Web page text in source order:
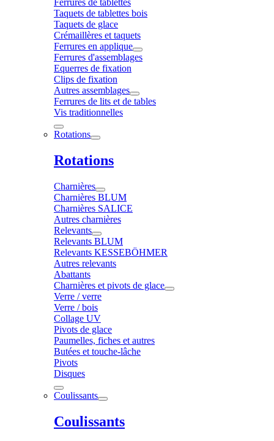
Taquets de tablettes bois
Taquets de glace
Crémaillères et taquets
Ferrures en applique
Ferrures d'assemblages
Equerres de fixation
Clips de fixation
Autres assemblages
Ferrures de lits et de tables
Vis traditionnelles
Rotations
Rotations
Charnières
Charnières BLUM
Charnières SALICE
Autres charnières
Relevants
Relevants BLUM
Relevants KESSEBÖHMER
Autres relevants
Abattants
Charnières et pivots de glace
Verre / verre
Verre / bois
Collage UV
Pivots de glace
Paumelles, fiches et autres
Butées et touche-lâche
Pivots
Disques
Coulissants
Coulissants